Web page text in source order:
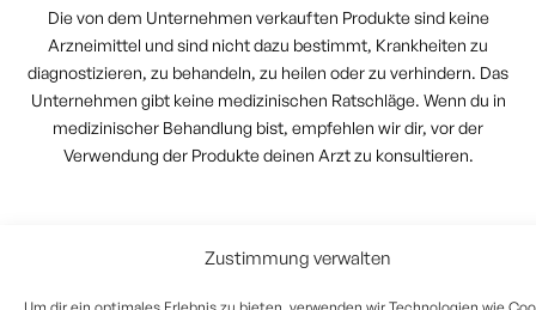
Zustimmung verwalten
Die von dem Unternehmen verkauften Produkte sind keine
Arzneimittel und sind nicht dazu bestimmt, Krankheiten zu
diagnostizieren, zu behandeln, zu heilen oder zu verhindern. Das
Unternehmen gibt keine medizinischen Ratschläge. Wenn du in
medizinischer Behandlung bist, empfehlen wir dir, vor der
Verwendung der Produkte deinen Arzt zu konsultieren.